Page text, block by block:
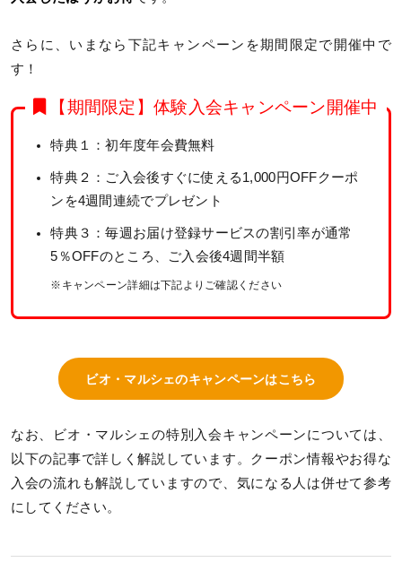
さらに、いまなら下記キャンペーンを期間限定で開催中で
す！
【期間限定】体験入会キャンペーン開催中
特典１：初年度年会費無料
特典２：ご入会後すぐに使える1,000円OFFクーポ
ンを4週間連続でプレゼント
特典３：毎週お届け登録サービスの割引率が通常
5％OFFのところ、ご入会後4週間半額
※キャンペーン詳細は下記よりご確認ください
ビオ・マルシェのキャンペーンはこちら
なお、ビオ・マルシェの特別入会キャンペーンについては、
以下の記事で詳しく解説しています。クーポン情報やお得な
入会の流れも解説していますので、気になる人は併せて参考
にしてください。